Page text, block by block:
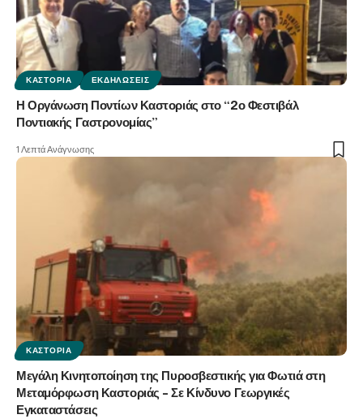
ΚΑΣΤΟΡΙΆ ΕΚΔΗΛΏΣΕΙΣ
Η Οργάνωση Ποντίων Καστοριάς στο “2ο Φεστιβάλ
Ποντιακής Γαστρονομίας”
1 Λεπτά Ανάγνωσης
ΚΑΣΤΟΡΙΆ
Μεγάλη Κινητοποίηση της Πυροσβεστικής για Φωτιά στη
Μεταμόρφωση Καστοριάς – Σε Κίνδυνο Γεωργικές
Εγκαταστάσεις